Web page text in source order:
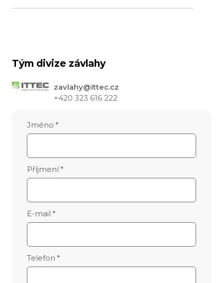
Tým divize závlahy
zavlahy@ittec.cz
+420 323 616 222
Jméno *
Příjmení *
E-mail *
Telefon *